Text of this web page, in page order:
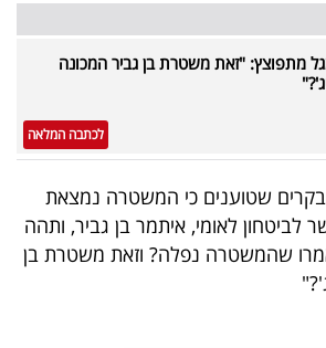
מגל מתפוצץ: "זאת משטרת בן גביר המכונה
לכתבה המלאה
שטוענים כי המשטרה נמצאת
לאומי, איתמר בן גביר, ותהה
שהמשטרה נפלה? וזאת משטרת בן